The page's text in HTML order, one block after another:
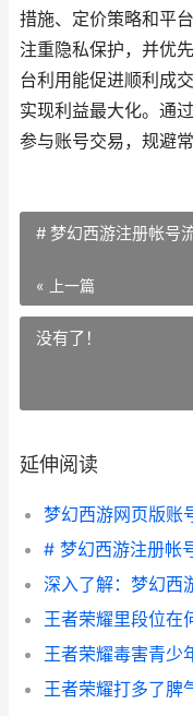
措施、定价策略和平
注重隐私保护，并优
台利用能促进顺利成
实现利益最大化。通
参与账号交易，规避常
# 梦幻西游注册帐号
« 上一篇
没有了！
延伸阅读
梦幻西游网页版账
# 梦幻西游注册帐
深入了解：梦幻西
王者荣耀里段位在
王者荣耀毒害青少
王者荣耀打多了脾